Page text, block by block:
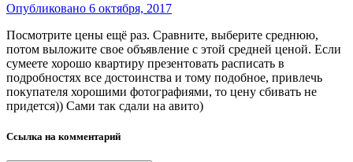
Опубликовано 6 октября, 2017
Посмотрите цены ещё раз. Сравните, выберите среднюю,
потом выложите свое объявление с этой средней ценой. Если
сумеете хорошо квартиру презентовать расписать в
подробностях все достоинства и тому подобное, привлечь
покупателя хорошими фотографиями, то цену сбивать не
придется)) Сами так сдали на авито)
Ссылка на комментарий